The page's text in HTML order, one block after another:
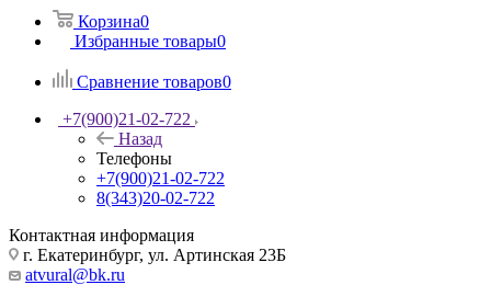
Корзина0
Избранные товары0
Сравнение товаров0
+7(900)21-02-722
Назад
Телефоны
+7(900)21-02-722
8(343)20-02-722
Контактная информация
г. Екатеринбург, ул. Артинская 23Б
atvural@bk.ru